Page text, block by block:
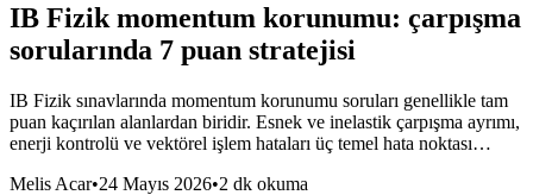
IB Fizik momentum korunumu: çarpışma
sorularında 7 puan stratejisi
IB Fizik sınavlarında momentum korunumu soruları genellikle tam
puan kaçırılan alanlardan biridir. Esnek ve inelastik çarpışma ayrımı,
enerji kontrolü ve vektörel işlem hataları üç temel hata noktası…
Melis Acar•24 Mayıs 2026•2 dk okuma